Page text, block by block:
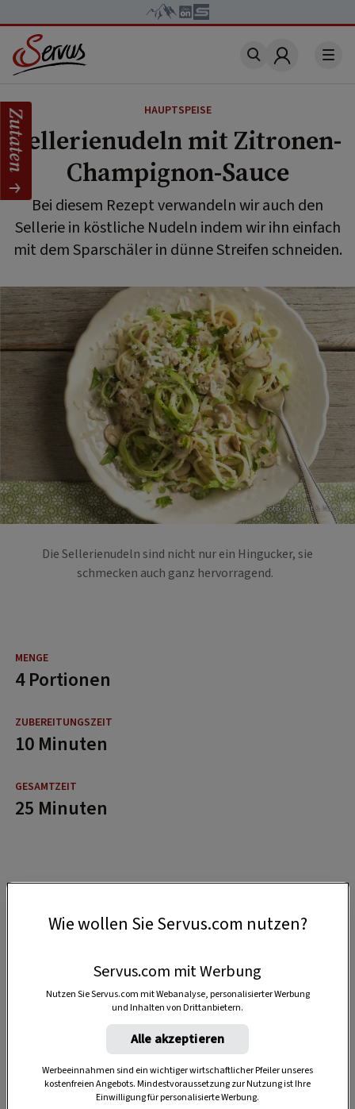
Account
HAUPTSPEISE
Sellerienudeln mit Zitronen-
Champignon-Sauce
Bei diesem Rezept verwandeln wir auch den
Sellerie in köstliche Nudeln indem wir ihn einfach
mit dem Sparschäler in dünne Streifen schneiden.
Foto: Eisenhut & Mayer
Die Sellerienudeln sind nicht nur ein Hingucker, sie
schmecken auch ganz hervorragend.
4 Portionen
10 Minuten
25 Minuten
Zutaten
Wie wollen Sie Servus.com nutzen?
Servus.com mit Werbung
Nutzen Sie Servus.com mit Webanalyse, personalisierter Werbung
und Inhalten von Drittanbietern.
Alle akzeptieren
Werbeeinnahmen sind ein wichtiger wirtschaftlicher Pfeiler unseres
kostenfreien Angebots. Mindestvoraussetzung zur Nutzung ist Ihre
Einwilligung für personalisierte Werbung.